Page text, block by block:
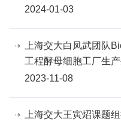
2024-01-03
上海交大白凤武团队
工程酵母细胞工厂生
2023-11-08
上海交大王寅炤课题